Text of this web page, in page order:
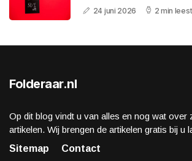
24 juni 2026 2 min
Folderaar.nl
Op dit blog vindt u van alles en nog wat over
artikelen. Wij brengen de artikelen gratis bij u
Sitemap
Contact